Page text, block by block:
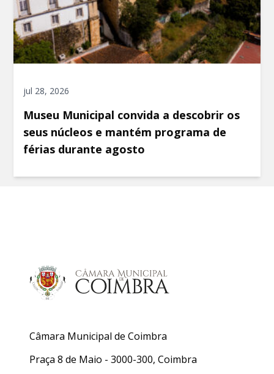
jul 28, 2026
Museu Municipal convida a descobrir os
seus núcleos e mantém programa de
férias durante agosto
Câmara Municipal de Coimbra
Praça 8 de Maio - 3000-300, Coimbra